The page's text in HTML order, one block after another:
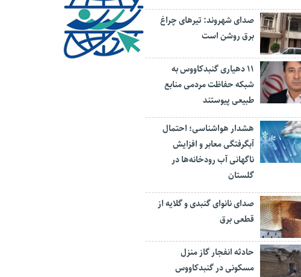
صدای شهروند: تیرهای چراغ
برق روشن است
۱۱ دهیاری گنبدکاووس به
شبکه حفاظت مردمی منابع
طبیعی پیوستند
هشدار هواشناسی؛ احتمال
آبگرفتگی معابر و افزایش
ناگهانی آب رودخانه‌ها در
گلستان
صدای نانوای گنبدی و گلایه از
قطعی برق
حادثه انفجار گاز منزل
مسکونی در گنبدکاووس